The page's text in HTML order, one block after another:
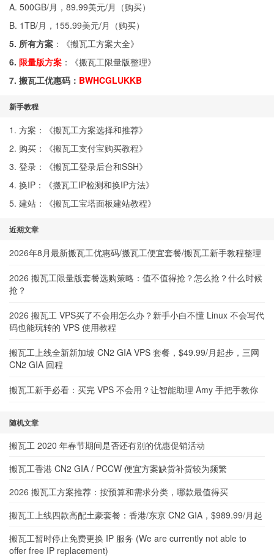
A. 500GB/月，89.99美元/月（购买）
B. 1TB/月，155.99美元/月（购买）
5. 所有方案 ：《搬瓦工方案大全》
6. 限量版方案 ：《搬瓦工限量版整理》
7. 搬瓦工优惠码： BWHCGLUKKB
新手教程
1. 方案：《搬瓦工方案选择和推荐》
2. 购买：《搬瓦工支付宝购买教程》
3. 登录：《搬瓦工登录后台和SSH》
4. 换IP：《搬瓦工IP检测和换IP方法》
5. 建站：《搬瓦工宝塔面板建站教程》
近期文章
2026年8月最新搬瓦工优惠码/搬瓦工便宜套餐/搬瓦工新手教程整理
2026 搬瓦工限量版套餐选购策略：值不值得抢？怎么抢？什么时候
抢？
2026 搬瓦工 VPS买了不会用怎么办？新手小白不懂 Linux 不会写代
码也能玩转的 VPS 使用教程
搬瓦工上线全新新加坡 CN2 GIA VPS 套餐，$49.99/月起步，三网
CN2 GIA 回程
搬瓦工新手必看：买完 VPS 不会用？让智能助理 Amy 手把手教你
随机文章
搬瓦工 2020 年春节期间是否还有别的优惠促销活动
搬瓦工香港 CN2 GIA / PCCW 便宜方案缺货补货较为频繁
2026 搬瓦工方案推荐：按预算和需求分类，哪款最值得买
搬瓦工上线四款高配土豪套餐：香港/东京 CN2 GIA，$989.99/月起
搬瓦工暂时停止免费更换 IP 服务 (We are currently not able to
offer free IP replacement)